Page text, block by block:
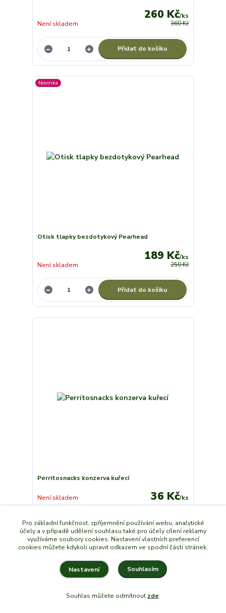
360 Kč
260 Kč/ks
Není skladem
Přidat do košíku
Novinka
Otisk tlapky bezdotykový Pearhead
250 Kč
189 Kč/ks
Není skladem
Přidat do košíku
Perritosnacks konzerva kuřecí
36 Kč/ks
Není skladem
Detail
Pro základní funkčnost, zpříjemnění používání webu, analytické
účely a v případě udělení souhlasu také pro účely cílení reklamy
využíváme soubory cookies. Nastavení vlastních preferencí
cookies můžete kdykoli upravit odkazem ve spodní části stránek.
Nastavení Souhlasím
Souhlas můžete odmítnout zde.